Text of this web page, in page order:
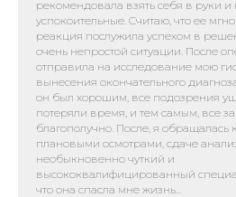
рекомендовала взять себя в руки и
успокоительные. Считаю, что ее
реакция послужила успехом в
очень непростой ситуации. После
отправила на исследование мою
вынесения окончательного
он был хорошим, все подозрения
потеряли время, и тем самым, все
благополучно. После, я обращалась
плановыми осмотрами, сдаче
необыкновенно чуткий и
высококвалифицированный
что она спасла мне жизнь...